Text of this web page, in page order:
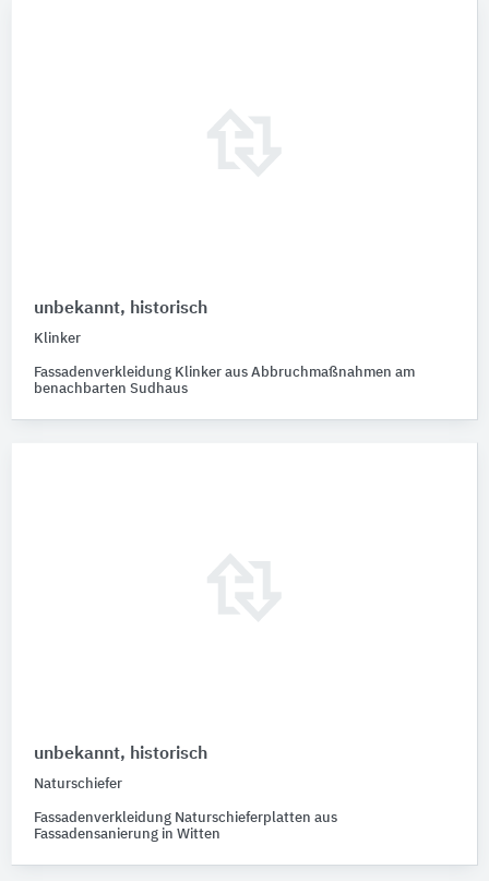
unbekannt, historisch
Klinker
Fassadenverkleidung Klinker aus Abbruchmaßnahmen am
benachbarten Sudhaus
unbekannt, historisch
Naturschiefer
Fassadenverkleidung Naturschieferplatten aus
Fassadensanierung in Witten